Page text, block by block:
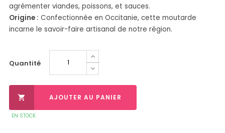
agrémenter viandes, poissons, et sauces.
Origine : Confectionnée en Occitanie, cette moutarde
incarne le savoir-faire artisanal de notre région.
Quantité
 AJOUTER AU PANIER
EN STOCK